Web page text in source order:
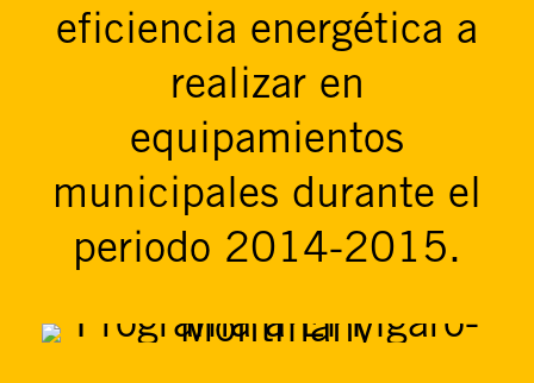
eficiencia energética a
realizar en
equipamientos
municipales durante el
periodo 2014-2015.